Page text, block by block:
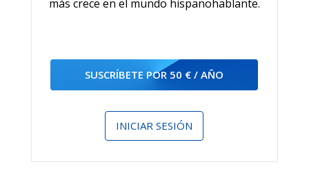
más crece en el mundo hispanohablante.
SUSCRÍBETE POR 50 € / AÑO
INICIAR SESIÓN